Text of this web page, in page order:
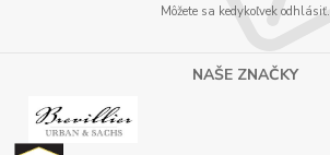
Môžete sa kedykoľvek odhlásiť.
NAŠE ZNAČKY